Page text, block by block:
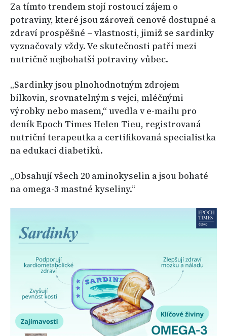
Za tímto trendem stojí rostoucí zájem o
potraviny, které jsou zároveň cenově dostupné a
zdraví prospěšné – vlastnosti, jimiž se sardinky
vyznačovaly vždy. Ve skutečnosti patří mezi
nutričně nejbohatší potraviny vůbec.
„Sardinky jsou plnohodnotným zdrojem
bílkovin, srovnatelným s vejci, mléčnými
výrobky nebo masem,“ uvedla v e-mailu pro
deník Epoch Times Helen Tieu, registrovaná
nutriční terapeutka a certifikovaná specialistka
na edukaci diabetiků.
„Obsahují všech 20 aminokyselin a jsou bohaté
na omega-3 mastné kyseliny.“